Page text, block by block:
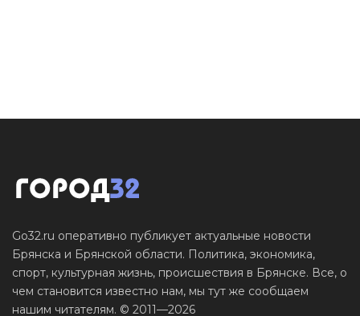
Go32.ru оперативно публикует актуальные новости
Брянска и Брянской области. Политика, экономика,
спорт, культурная жизнь, происшествия в Брянске. Все, о
чем становится известно нам, мы тут же сообщаем
нашим читателям. © 2011—2026